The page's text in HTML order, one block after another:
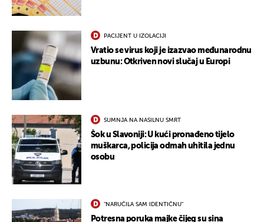
PACIJENT U IZOLACIJI
Vratio se virus koji je izazvao međunarodnu
uzbunu: Otkriven novi slučaj u Europi
SUMNJA NA NASILNU SMRT
Šok u Slavoniji: U kući pronađeno tijelo
muškarca, policija odmah uhitila jednu
osobu
"NARUČILA SAM IDENTIČNU"
Potresna poruka majke čijeg su sina